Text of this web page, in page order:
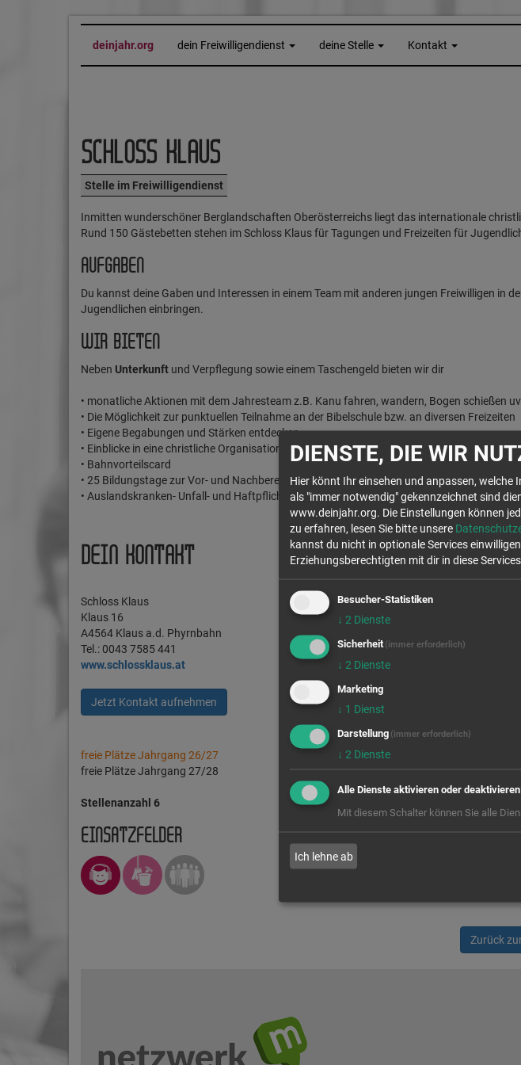
deinjahr.org dein Freiwilligendienst deine Stelle Kontakt
SCHLOSS KLAUS
Stelle im Freiwilligendienst
Inmitten wunderschöner Berglandschaften Oberösterreichs liegt das internationale
Rund 150 Gästebetten stehen im Schloss Klaus für Tagungen und Freizeiten für
AUFGABEN
Du kannst deine Gaben und Interessen in einem Team mit anderen jungen Freiwilligen in
Jugendlichen einbringen.
WIR BIETEN
Neben Unterkunft und Verpflegung sowie einem Taschengeld bieten wir dir
• monatliche Aktionen mit dem Jahresteam z.B. Kanu fahren, wandern, Bogen schießen
• Die Möglichkeit zur punktuellen Teilnahme an der Bibelschule bzw. an diversen Freizeiten
• Eigene Begabungen und Stärken entdecken
• Einblicke in eine christliche Organisation
• Bahnvorteilscard
• 25 Bildungstage zur Vor- und Nachbereitung sowie eine persönliche Begleitung
• Auslandskranken- Unfall- und Haftpflichtversicherung
DEIN KONTAKT
Schloss Klaus
Klaus 16
A4564 Klaus a.d. Phyrnbahn
Tel.: 0043 7585 441
www.schlossklaus.at
Jetzt Kontakt aufnehmen
freie Plätze Jahrgang 26/27
freie Plätze Jahrgang 27/28
Stellenanzahl 6
EINSATZFELDER
Wir
die
Zurück
DIENSTE, DIE WIR
Hier könnt Ihr einsehen und anpassen,
als "immer notwendig" gekennzeichnet sind
www.deinjahr.org. Die Einstellungen können
zu erfahren, lesen Sie bitte unsere
kannst du nicht in optionale Services
Erziehungsberechtigten mit dir in diese
Besucher-Statistiken
↓ 2 Dienste
Sicherheit (immer erforderlich)
↓ 2 Dienste
Marketing
↓ 1 Dienst
Darstellung (immer erforderlich)
↓ 2 Dienste
Alle Dienste aktivieren oder deaktivieren
Mit diesem Schalter können Sie alle
Ich lehne ab